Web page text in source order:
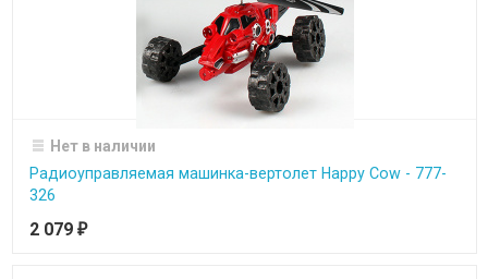
Нет в наличии
Радиоуправляемая машинка-вертолет Happy Cow - 777-
326
2 079 ₽